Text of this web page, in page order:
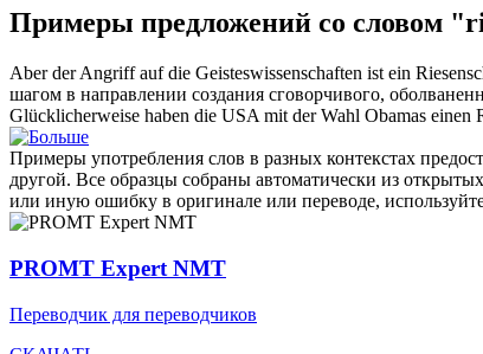
Примеры предложений со словом
Aber der Angriff auf die Geisteswissenschaften ist ein
шагом в направлении создания сговорчивого,
Glücklicherweise haben die USA mit der Wahl Obamas einen
Примеры употребления слов в разных контекстах
другой. Все образцы собраны автоматически из
или иную ошибку в оригинале или переводе,
PROMT Expert NMT
Переводчик для переводчиков